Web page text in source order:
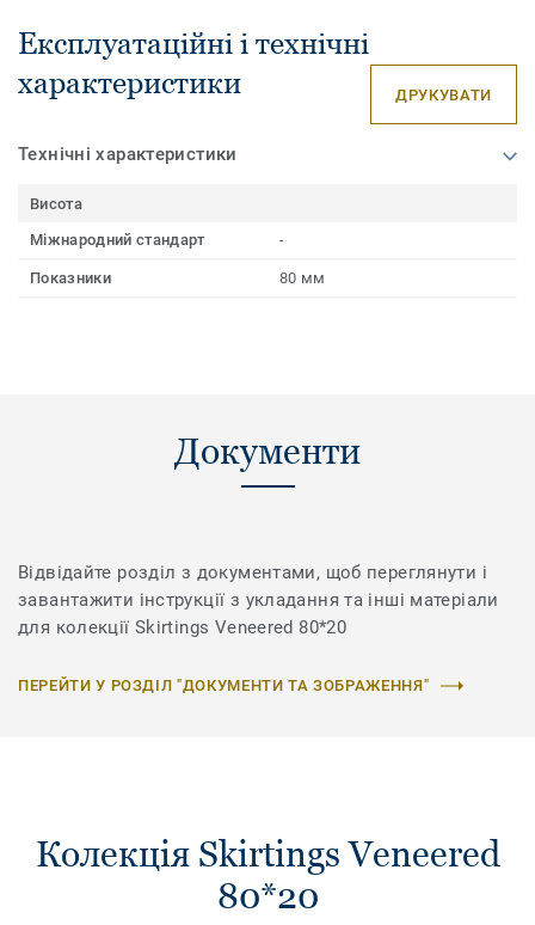
Експлуатаційні і технічні
характеристики
ДРУКУВАТИ
Технічні характеристики
Висота
Міжнародний стандарт
-
Показники 80 мм
Документи
Відвідайте розділ з документами, щоб переглянути і
завантажити інструкції з укладання та інші матеріали
для колекції Skirtings Veneered 80*20
ПЕРЕЙТИ У РОЗДІЛ "ДОКУМЕНТИ ТА ЗОБРАЖЕННЯ"
Колекція Skirtings Veneered
80*20